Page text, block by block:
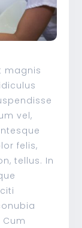
magnis
vel,
felis,
tellus. In